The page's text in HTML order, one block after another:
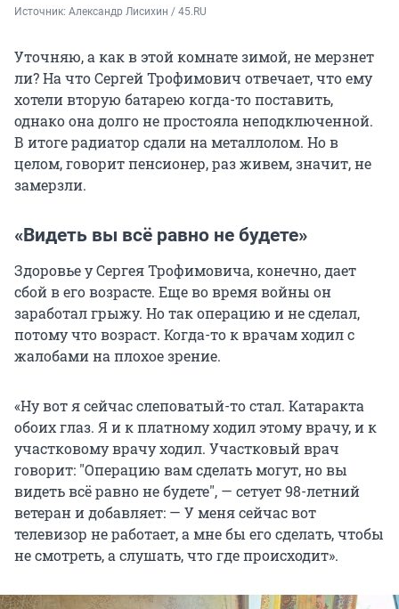
Источник: Александр Лисихин / 45.RU
Уточняю, а как в этой комнате зимой, не мерзнет
ли? На что Сергей Трофимович отвечает, что ему
хотели вторую батарею когда-то поставить,
однако она долго не простояла неподключенной.
В итоге радиатор сдали на металлолом. Но в
целом, говорит пенсионер, раз живем, значит, не
замерзли.
«Видеть вы всё равно не будете»
Здоровье у Сергея Трофимовича, конечно, дает
сбой в его возрасте. Еще во время войны он
заработал грыжу. Но так операцию и не сделал,
потому что возраст. Когда-то к врачам ходил с
жалобами на плохое зрение.
«Ну вот я сейчас слеповатый-то стал. Катаракта
обоих глаз. Я и к платному ходил этому врачу, и к
участковому врачу ходил. Участковый врач
говорит: "Операцию вам сделать могут, но вы
видеть всё равно не будете", — сетует 98-летний
ветеран и добавляет: — У меня сейчас вот
телевизор не работает, а мне бы его сделать, чтобы
не смотреть, а слушать, что где происходит».